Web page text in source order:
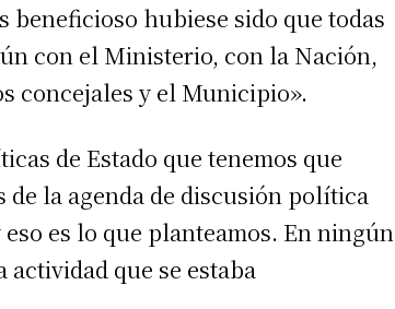
*Requerido
*
beneficioso hubiese sido que todas
con el Ministerio, con la Nación,
concejales y el Municipio».
de Estado que tenemos que
de la agenda de discusión política
es lo que planteamos. En ningún
que se estaba